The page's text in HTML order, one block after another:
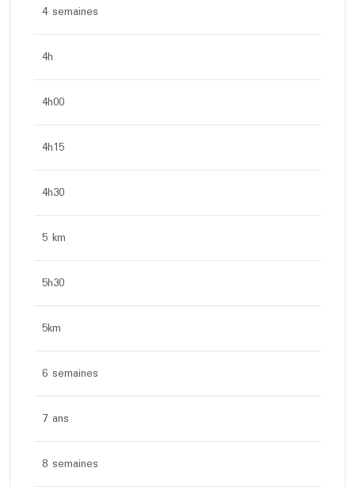
4 semaines
4h
4h00
4h15
4h30
5 km
5h30
5km
6 semaines
7 ans
8 semaines